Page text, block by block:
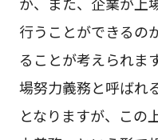
行うことができるの
ることが考えられま
場努力義務と呼ばれ
となりますが、この